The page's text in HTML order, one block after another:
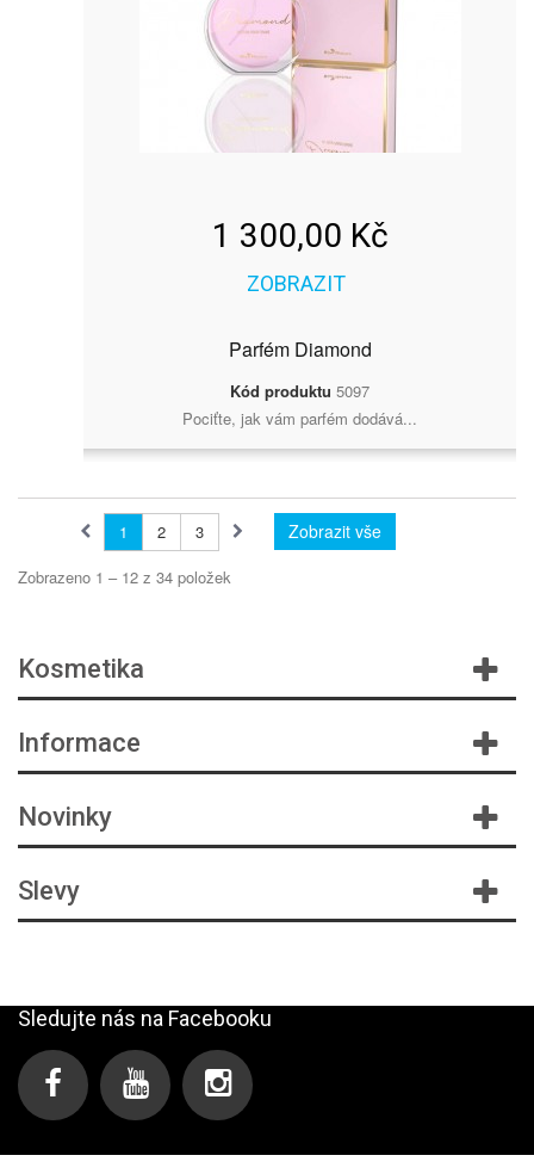
1 300,00 Kč
ZOBRAZIT
Parfém Diamond
Kód produktu 5097
Pociťte, jak vám parfém dodává...
Zobrazit vše
1 2
3
Zobrazeno 1 – 12 z 34 položek
Kosmetika
Informace
Novinky
Slevy
Sledujte nás na Facebooku